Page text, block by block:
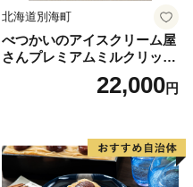
北海道別海町
べつかいのアイスクリーム屋
さんプレミアムミルクリッチ
12個（AP-01）（ 北海道アイ
ス 北海道産アイス アイス ア
道産アイス 道産アイスクリ
ーム ギフト 詰合せ 詰め合わ
せ ふるさと納税 ）
22,000円